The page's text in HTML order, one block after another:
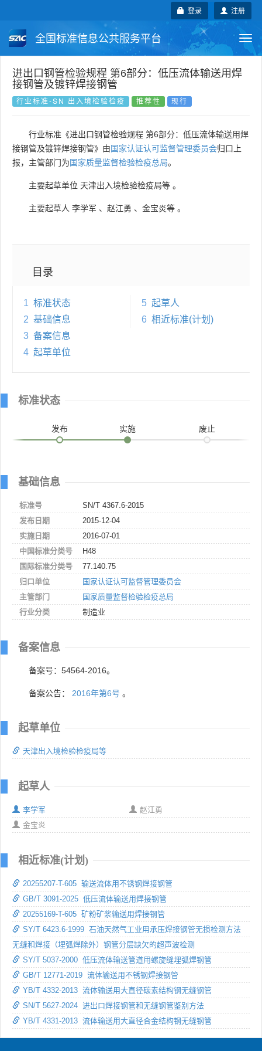
注册
登录
全国标准信息公共服务平台
国家标准 行业标准 地方标准
团体标准 企业标准
国外标准 技术委员会
进出口钢管检验规程 第6部分：低压流体输送用焊
接钢管及镀锌焊接钢管
行业标准-SN 出入境检验检疫 推荐性 现行
行业标准《进出口钢管检验规程 第6部分：低压流体输送用焊
接钢管及镀锌焊接钢管》由国家认证认可监督管理委员会归口上
报，主管部门为国家质量监督检验检疫总局。
主要起草单位 天津出入境检验检疫局等 。
主要起草人 李学军 、 赵江勇 、 金宝炎等 。
目录
1 标准状态
2 基础信息
3 备案信息
4 起草单位
5 起草人
6 相近标准(计划)
标准状态
发布 实施 废止
基础信息
标准号
SN/T 4367.6-2015
发布日期
2015-12-04
实施日期
2016-07-01
中国标准分类号
H48
国际标准分类号
77.140.75
归口单位
国家认证认可监督管理委员会
主管部门
国家质量监督检验检疫总局
行业分类
制造业
备案信息
备案号：54564-2016。
备案公告： 2016年第6号 。
起草单位
天津出入境检验检疫局等
起草人
李学军
赵江勇
金宝炎
相近标准(计划)
20255207-T-605 输送流体用不锈钢焊接钢管
GB/T 3091-2025 低压流体输送用焊接钢管
20255169-T-605 矿粉矿浆输送用焊接钢管
SY/T 6423.6-1999 石油天然气工业用承压焊接钢管无损检测方法
无缝和焊接（埋弧焊除外）钢管分层缺欠的超声波检测
SY/T 5037-2000 低压流体输送管道用螺旋缝埋弧焊钢管
GB/T 12771-2019 流体输送用不锈钢焊接钢管
YB/T 4332-2013 流体输送用大直径碳素结构钢无缝钢管
SN/T 5627-2024 进出口焊接钢管和无缝钢管鉴别方法
YB/T 4331-2013 流体输送用大直径合金结构钢无缝钢管